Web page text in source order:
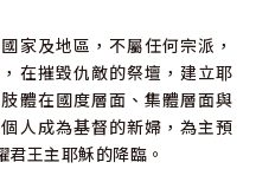
家及地區，不屬任何宗派，
在摧毀仇敵的祭壇，建立耶
體在國度層面、集體層面與
人成為基督的新婦，為主預
王主耶穌的降臨。